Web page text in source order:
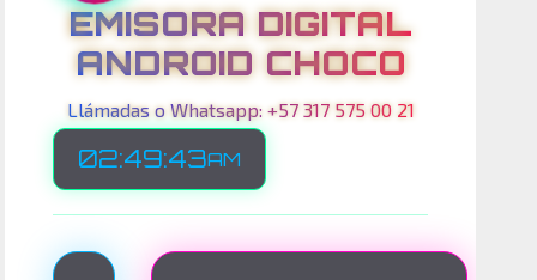
EMISORA DIGITAL
ANDROID CHOCO
Llámadas o Whatsapp: +57 317 575 00 21
02:49:46AM